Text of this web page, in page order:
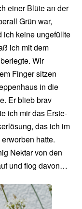
einer Blüte an der
Grün war,
ich keine ungefüllte
ich mit dem
Wir
Finger sitzen
in die
Er blieb brav
ich mir das Erste-
das ich im
erworben hatte.
Nektar von den
und flog davon…